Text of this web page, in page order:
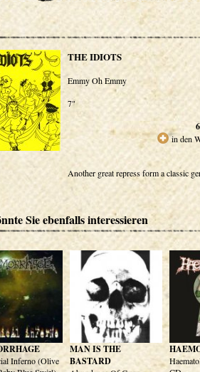
THE IDIOTS
Emmy Oh Emmy
7"
in den
Another great repress form a classic
Sie ebenfalls interessieren
Inferno (Olive
MAN IS THE
BASTARD